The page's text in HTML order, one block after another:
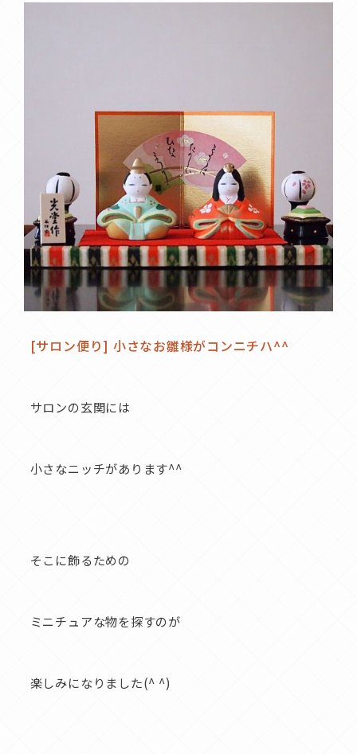
[サロン便り] 小さなお雛様がコンニチハ^^
サロンの玄関には
小さなニッチがあります^^
そこに飾るための
ミニチュアな物を探すのが
楽しみになりました(^ ^)